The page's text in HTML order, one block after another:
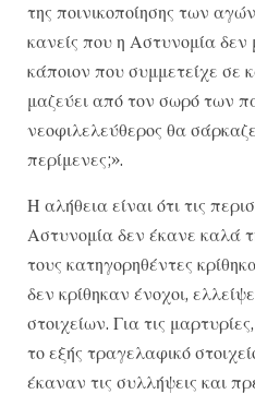
της ποινικοποίησης των
κανείς που η Αστυνομία
κάποιον που συμμετείχε
μαζεύει από τον σωρό των
νεοφιλελεύθερος θα
περίμενες;».
Η αλήθεια είναι ότι τις
Αστυνομία δεν έκανε καλά
τους κατηγορηθέντες
δεν κρίθηκαν ένοχοι,
στοιχείων. Για τις
το εξής τραγελαφικό
έκαναν τις συλλήψεις και